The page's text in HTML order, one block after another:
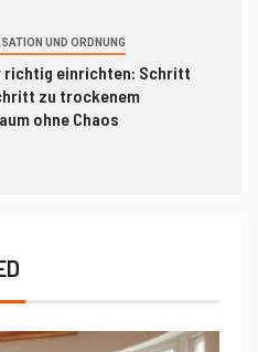
UND ORDNUNG
richtig einrichten: Schritt
zu trockenem
ohne Chaos